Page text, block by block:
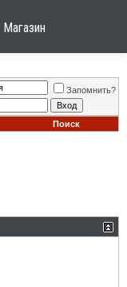
Магазин
Запомнить?
Поиск